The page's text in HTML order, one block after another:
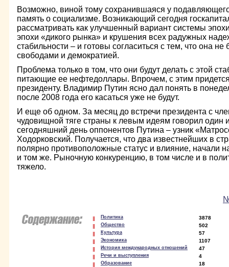
Возможно, виной тому сохранившаяся у
память о социализме. Возникающий сегодня
рассматривать как улучшенный вариант системы
эпохи «дикого рынка» и крушения всех радужных
стабильности – и готовы согласиться с тем, что она
свободами и демократией.
Проблема только в том, что они будут делать с этой
питающие ее нефтедоллары. Впрочем, с этим
президенту. Владимир Путин ясно дал понять в
после 2008 года его касаться уже не будут.
И еще об одном. За месяц до встречи президента с
чудовищной тяге страны к левым идеям говорил
сегодняшний день оппонентов Путина – узник
Ходорковский. Получается, что два известнейших в
полярно противоположные статус и влияние, начали
и том же. Рыночную конкуренцию, в том числе и в
тяжело.
Политика 3878
Общество 502
Культура 57
Экономика 1107
История международных отношений 47
Речи и выступления 4
Образование 18